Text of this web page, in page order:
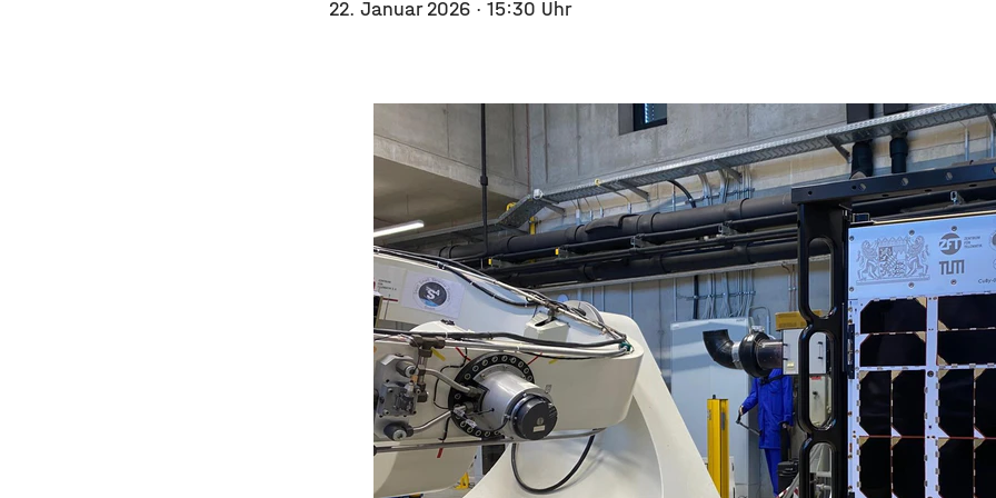
22. Januar 2026 · 15:30 Uhr